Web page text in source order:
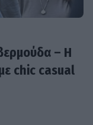
– Η
chic casual